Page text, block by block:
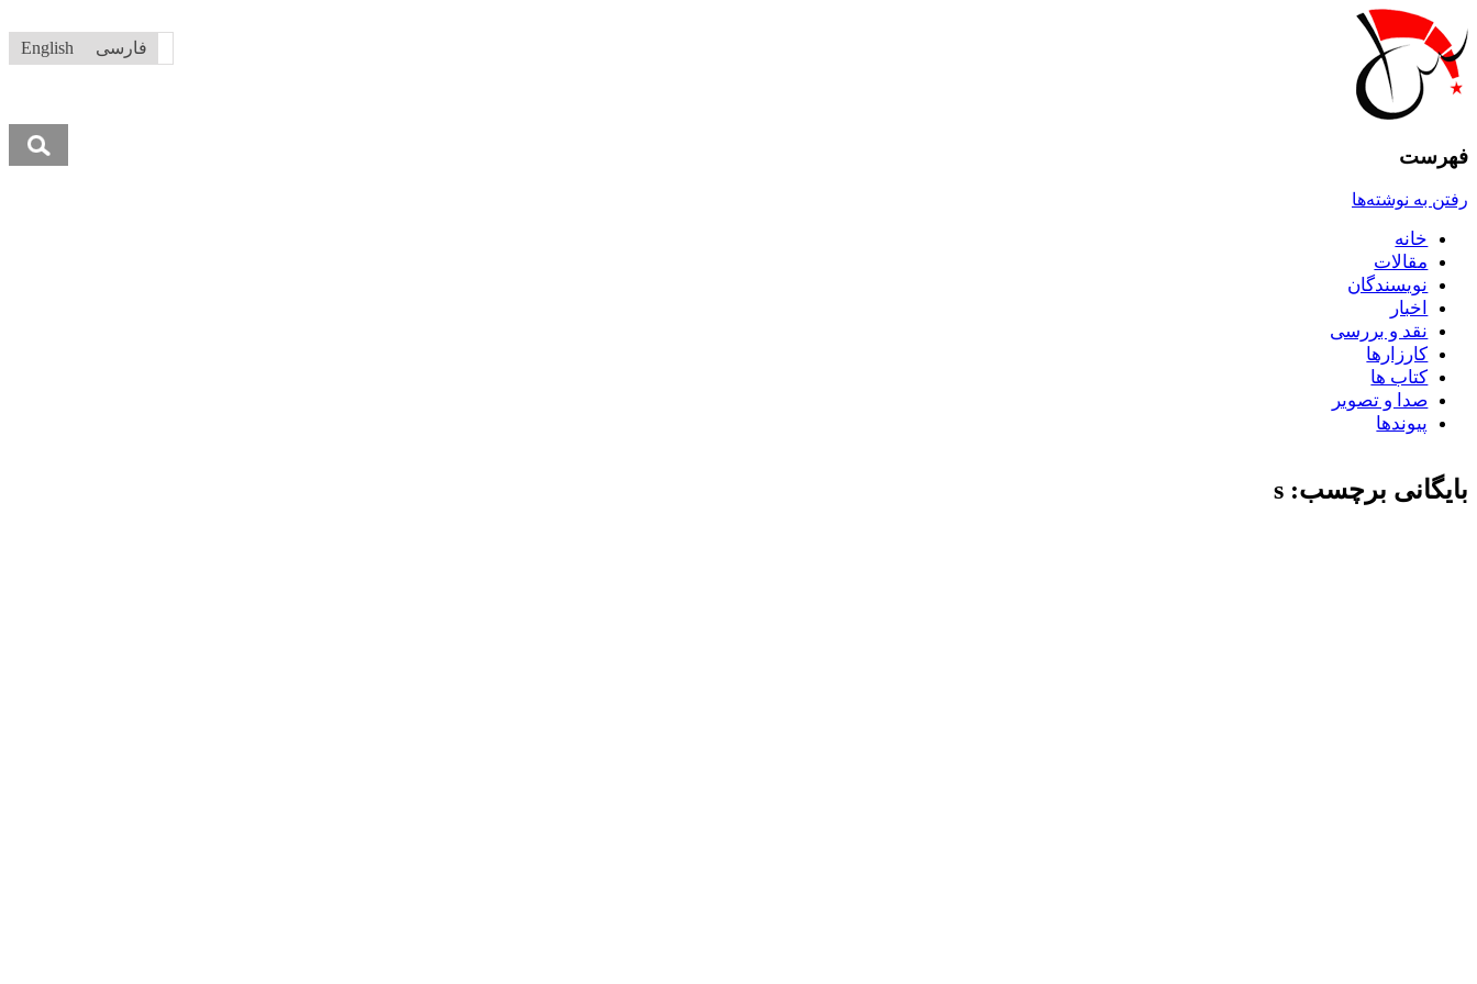
فارسی English
فهرست
رفتن به نوشته‌ها
خانه
مقالات
نويسندگان
اخبار
نقد و بررسى
کارزارها
کتاب ها
صدا و تصوير
پيوندها
بایگانی برچسب: s